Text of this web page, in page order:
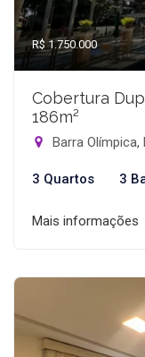
R$ 1.750.000
Cobertura
186m²
Barra
3 Quartos 3
Mais informações